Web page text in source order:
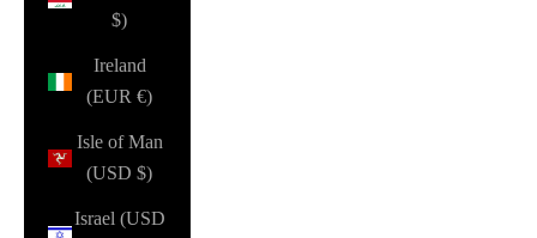
$)
Ireland
(EUR €)
Isle of Man
(USD $)
Israel (USD